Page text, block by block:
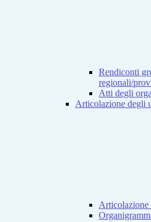
Rendiconti
regionali/
Atti degli
Articolazione degli